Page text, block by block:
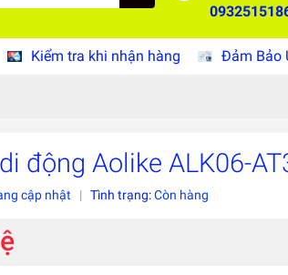
Kiểm tra khi nhận hàng Đảm Bảo
động Aolike ALK06-
cập nhật | Tình trạng:Còn hàng